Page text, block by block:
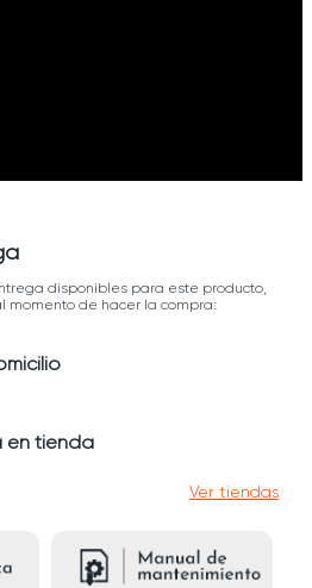
disponibles para este producto,
momento de hacer la compra:
en tienda
Ver tiendas